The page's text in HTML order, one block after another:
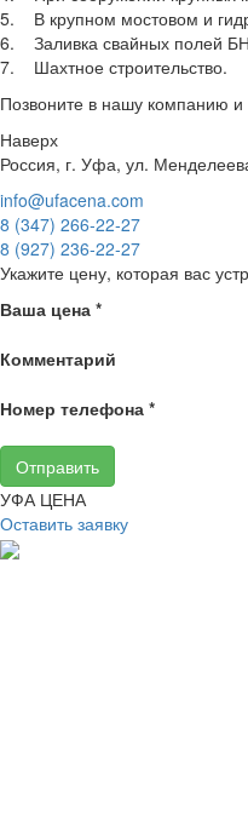
5. В крупном мостовом и
6. Заливка свайных полей
7. Шахтное строительство.
Позвоните в нашу компанию
Наверх
Россия, г. Уфа, ул.
info@ufacena.com
8 (347) 266‑22‑27
8 (927) 236‑22‑27
Укажите цену, которая вас
Ваша цена *
Комментарий
Номер телефона *
Отправить
УФА ЦЕНА
Оставить заявку